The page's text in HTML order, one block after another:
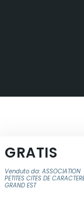
GRATIS
Venduto da: ASSOCIATION
PETITES CITES DE
GRAND EST